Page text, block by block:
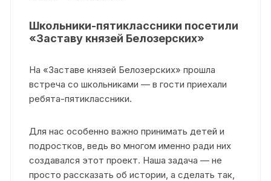
Школьники-пятиклассники посетили
«Заставу князей Белозерских»
На «Заставе князей Белозерских» прошла
встреча со школьниками — в гости приехали
ребята-пятиклассники.
Для нас особенно важно принимать детей и
подростков, ведь во многом именно ради них
создавался этот проект. Наша задача — не
просто рассказать об истории, а сделать так,